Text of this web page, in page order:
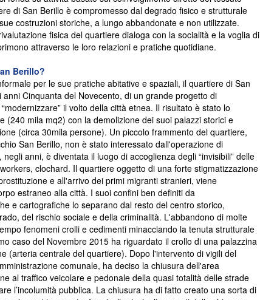
di San Berillo è compromesso dal degrado fisico e strutturale
costruzioni storiche, a lungo abbandonate e non utilizzate.
fisica del quartiere dialoga con la socialità e la voglia di
attraverso le loro relazioni e pratiche quotidiane.
Berillo?
per le sue pratiche abitative e spaziali, il quartiere di San
Cinquanta del Novecento, di un grande progetto di
il volto della città etnea. Il risultato è stato lo
(240 mila mq2) con la demolizione dei suoi palazzi storici e
(circa 30mila persone). Un piccolo frammento del quartiere,
San Berillo, non è stato interessato dall'operazione di
negli anni, è diventata il luogo di accoglienza degli “invisibili” delle
clochard. Il quartiere oggetto di una forte stigmatizzazione
e all'arrivo dei primi migranti stranieri, viene
estraneo alla città. I suoi confini ben definiti da
e cartografiche lo separano dal resto del centro storico,
del rischio sociale e della criminalità. L'abbandono di molte
fenomeni crolli e cedimenti minacciando la tenuta strutturale
caso del Novembre 2015 ha riguardato il crollo di una palazzina
(arteria centrale del quartiere). Dopo l'intervento di vigili del
comunale, ha deciso la chiusura dell'area
al traffico veicolare e pedonale della quasi totalità delle strade
l’incolumità pubblica. La chiusura ha di fatto creato una sorta di